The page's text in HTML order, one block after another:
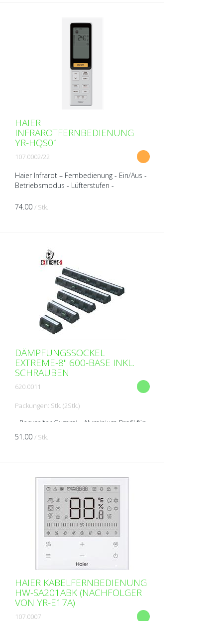
HAIER
INFRAROTFERNBEDIENUNG
YR-HQS01
107.0002/22
Haier Infrarot – Fernbedienung - Ein/Aus -
Betriebsmodus - Lüfterstufen -
Leiser Betriebsmodus - Turbo, leise
74.00 / Stk.
DÄMPFUNGSSOCKEL
EXTREME-8" 600-BASE INKL.
SCHRAUBEN
620.0011
Packungen: Stk. (2Stk.)
- Recycelter Gummi - Aluminium Profil für
M8 Schrauben - Schrauben und Muttern
51.00 / Stk.
HAIER KABELFERNBEDIENUNG
HW-SA201ABK (NACHFOLGER
VON YR-E17A)
107.0007